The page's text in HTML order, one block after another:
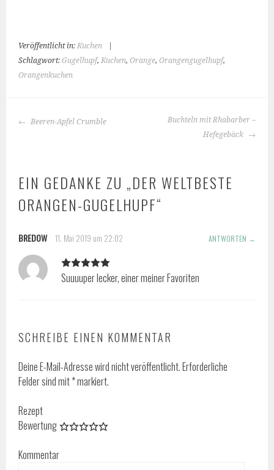
Veröffentlicht in: Kuchen
Schlagwort:Gugelhupf, Kuchen,Orange,Orangengugelhupf,
Orangenkuchen
BEITRAGS-
Beeren-Apfel Crumble
Buchteln mit Rhabarber –
Hefegebäck
EIN GEDANKE ZU „DER WELTBESTE
ORANGEN-GUGELHUPF“
BREDOW 11. Mai 2019 um 22:02 ANTWORTEN
Suuuuper lecker, einer meiner Favoriten
SCHREIBE EINEN KOMMENTAR
Deine E-Mail-Adresse wird nicht veröffentlicht.Erforderliche
Felder sind mit*markiert.
Rezept
Bewertung
Kommentar